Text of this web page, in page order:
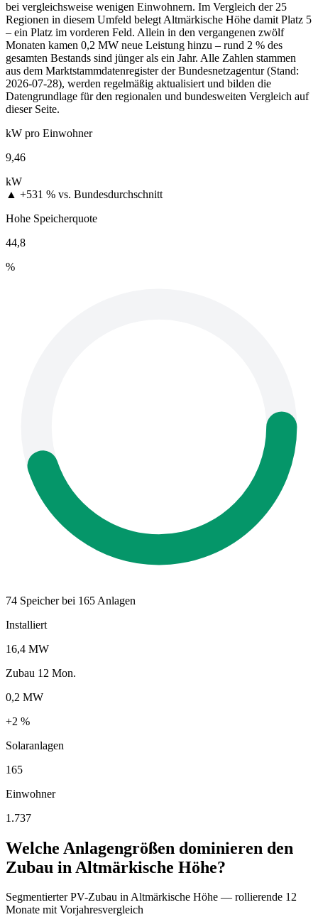
bei vergleichsweise wenigen Einwohnern. Im Vergleich der 25
Regionen in diesem Umfeld belegt Altmärkische Höhe damit Platz 5
– ein Platz im vorderen Feld. Allein in den vergangenen zwölf
Monaten kamen 0,2 MW neue Leistung hinzu – rund 2 % des
gesamten Bestands sind jünger als ein Jahr. Alle Zahlen stammen
aus dem Marktstammdatenregister der Bundesnetzagentur (Stand:
2026-07-28), werden regelmäßig aktualisiert und bilden die
Datengrundlage für den regionalen und bundesweiten Vergleich auf
dieser Seite.
kW pro Einwohner
9,46
kW
▲ +531 % vs. Bundesdurchschnitt
Hohe Speicherquote
44,8
%
74 Speicher bei 165 Anlagen
Installiert
16,4 MW
Zubau 12 Mon.
0,2 MW
+2 %
Solaranlagen
165
Einwohner
1.737
Welche Anlagengrößen dominieren den
Zubau in Altmärkische Höhe?
Segmentierter PV-Zubau in Altmärkische Höhe — rollierende 12
Monate mit Vorjahresvergleich